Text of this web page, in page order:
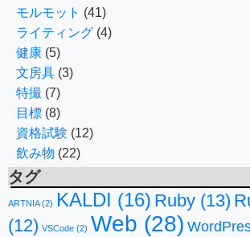
モルモット (41)
ライティング (4)
健康 (5)
文房具 (3)
特撮 (7)
目標 (8)
資格試験 (12)
飲み物 (22)
タグ
ARTNIA(2) KALDI (16) Ruby (13)
(12) VSCode (2) Web (28)